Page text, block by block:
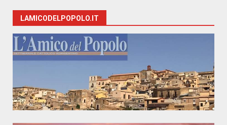
LAMICODELPOPOLO.IT